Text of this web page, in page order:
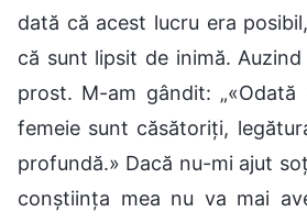
dată că acest lucru era
că sunt lipsit de inimă.
prost. M-am gândit:
femeie sunt căsătoriți,
profundă.» Dacă nu-mi ajut
conștiința mea nu va mai